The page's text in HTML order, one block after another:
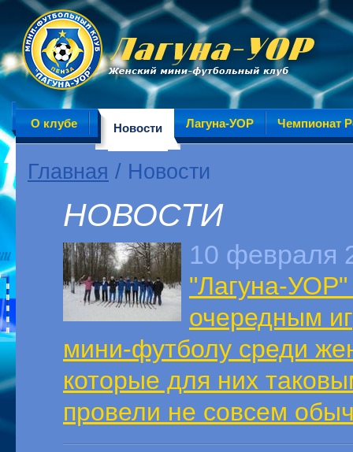
О клубе Новости Лагуна-УОР Чемпионат
Главная / Новости
НОВОСТИ
10 февраля
"Лагуна-УОР"
очередным
мини-футболу среди
которые для них
провели не совсем